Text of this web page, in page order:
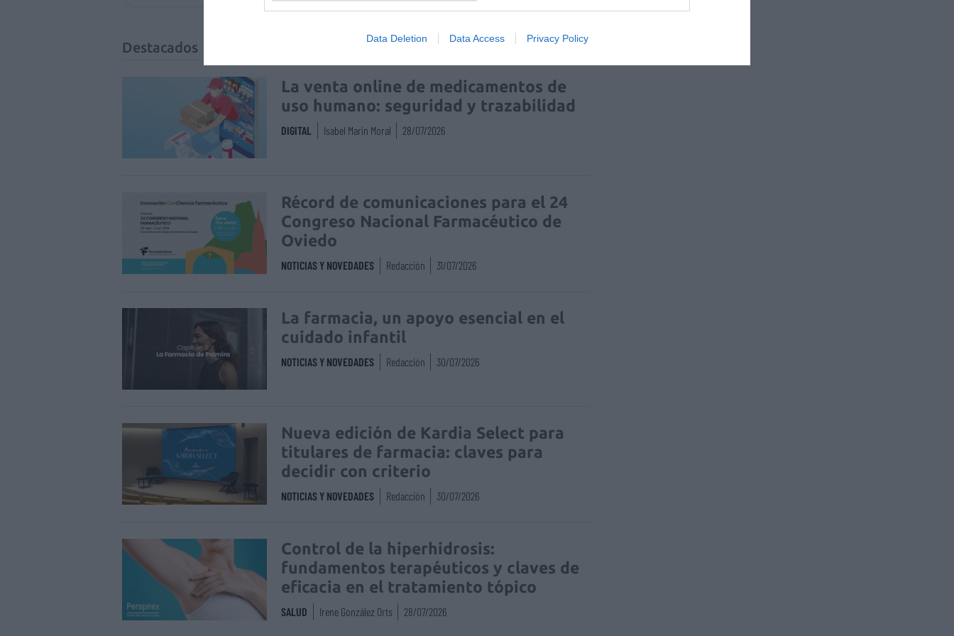
Data Deletion Data Access Privacy Policy
Destacados
La venta online de medicamentos de
uso humano: seguridad y trazabilidad
DIGITAL Isabel Marín Moral 28/07/2026
Récord de comunicaciones para el 24
Congreso Nacional Farmacéutico de
Oviedo
NOTICIAS Y NOVEDADES Redacción 31/07/2026
La farmacia, un apoyo esencial en el
cuidado infantil
NOTICIAS Y NOVEDADES Redacción 30/07/2026
Nueva edición de Kardia Select para
titulares de farmacia: claves para
decidir con criterio
NOTICIAS Y NOVEDADES Redacción 30/07/2026
Control de la hiperhidrosis:
fundamentos terapéuticos y claves de
eficacia en el tratamiento tópico
SALUD Irene González Orts 28/07/2026